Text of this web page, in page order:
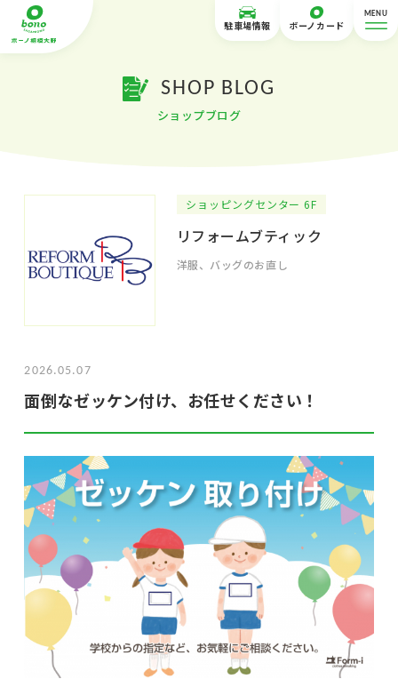
駐車場情報 ボーノカード
MENU
SHOP BLOG
ショップブログ
ショッピングセンター 6F
リフォームブティック
洋服、バッグのお直し
2026.05.07
面倒なゼッケン付け、お任せください！